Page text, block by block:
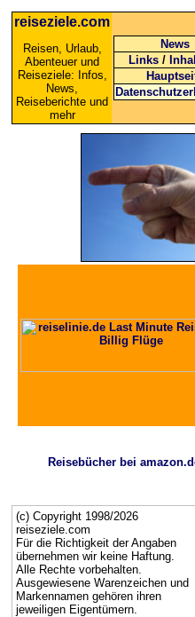
reiseziele.com
Reisen, Urlaub,
Abenteuer und
Reiseziele: Infos,
News,
Reiseberichte und
mehr
News
Links /
Reisebücher bei
(c) Copyright 1998/2026
reiseziele.com
Für die Richtigkeit der Angaben
übernehmen wir keine Haftung.
Alle Rechte vorbehalten.
Ausgewiesene Warenzeichen und
Markennamen gehören ihren
jeweiligen Eigentümern.